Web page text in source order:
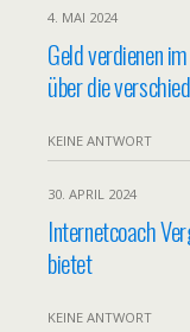
4. MAI 2024
Geld verdienen
über die
KEINE ANTWORT
30. APRIL 2024
Internetcoach
bietet
KEINE ANTWORT